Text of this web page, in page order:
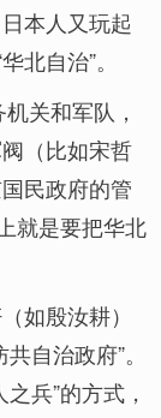
本人又玩起
自治”。
关和军队，
（比如宋哲
民政府的管
就是要把华北
如殷汝耕）
自治政府”。
兵”的方式，